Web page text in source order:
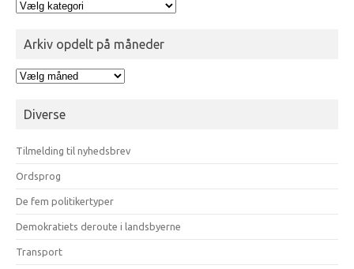
Kategorier
Arkiv opdelt på måneder
Arkiv
måneder
Diverse
Tilmelding til nyhedsbrev
Ordsprog
De fem politikertyper
Demokratiets deroute i landsbyerne
Transport